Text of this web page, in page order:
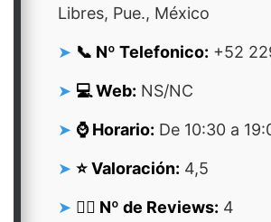
Libres, Pue., México
📞 Nº Telefonico: +52
💻 Web: NS/NC
⌚ Horario: De 10:30 a
⭐ Valoración: 4,5
👍🏻 Nº de Reviews: 4